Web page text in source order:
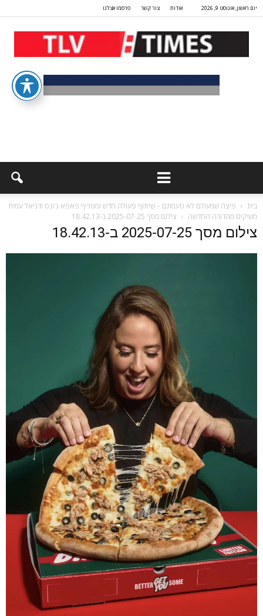
יום ראשון, אוגוסט 9, 2026 אודות צור קשר פרסמו אצלנו
בית
פיצה שמעולם לא טעמתם – שיתוף פעולה חדש ומטריף פאפא ג'ונס ודניאל עמית
משיקים מהדורה החדשה
צילום מסך 2025-07-25 ב-18.42.13
צילום מסך 2025-07-25 ב-18.42.13